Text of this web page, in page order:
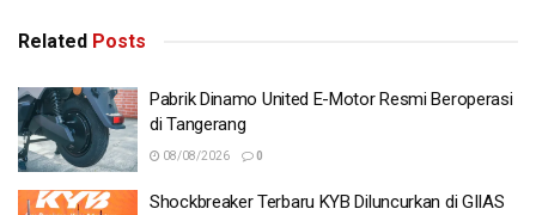
Related Posts
Pabrik Dinamo United E-Motor Resmi Beroperasi
di Tangerang
08/08/2026 0
Shockbreaker Terbaru KYB Diluncurkan di GIIAS